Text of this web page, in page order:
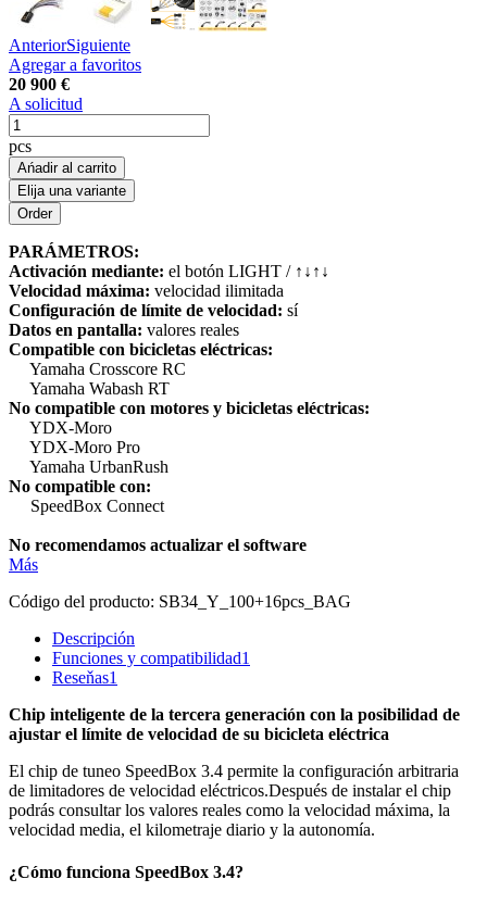
AnteriorSiguiente
Agregar a favoritos
20 900 €
A solicitud
pcs
Ańadir al carrito
Elija una variante
PARÁMETROS:
Activación mediante: el botón LIGHT / ↑↓↑↓
Velocidad máxima: velocidad ilimitada
Configuración de límite de velocidad: sí
Datos en pantalla: valores reales
Compatible con bicicletas eléctricas:
Yamaha Crosscore RC
Yamaha Wabash RT
No compatible con motores y bicicletas eléctricas:
YDX-Moro
YDX-Moro Pro
Yamaha UrbanRush
No compatible con:
SpeedBox Connect
No recomendamos actualizar el software
Más
Código del producto: SB34_Y_100+16pcs_BAG
Descripción
Funciones y compatibilidad1
Reseňas1
Chip inteligente de la tercera generación con la posibilidad de
ajustar el límite de velocidad de su bicicleta eléctrica
El chip de tuneo SpeedBox 3.4 permite la configuración arbitraria
de limitadores de velocidad eléctricos.Después de instalar el chip
podrás consultar los valores reales como la velocidad máxima, la
velocidad media, el kilometraje diario y la autonomía.
¿Cómo funciona SpeedBox 3.4?